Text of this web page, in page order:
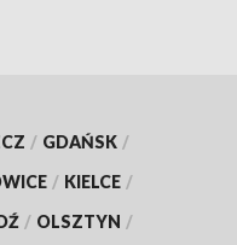
/ GDAŃSK /
/ KIELCE /
/ OLSZTYN /